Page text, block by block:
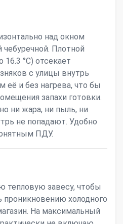
над окном
Плотной
16.3 °С) отсекает
с улицы внутрь
её и без нагрева, что бы
запахи готовки.
ни жара, ни пыль, ни
не попадают. Удобно
ПДУ.
тепловую завесу, чтобы
проникновению холодного
На максимальный